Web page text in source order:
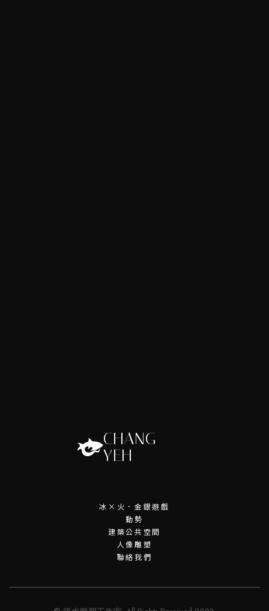
CHANG
YEH
冰×火．金銀遊戲
動勢
建築公共空間
人像雕塑
聯絡我們